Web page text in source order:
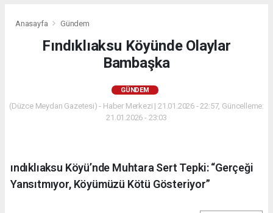
Anasayfa Gündem
Fındıklıaksu Köyünde Olaylar
Bambaşka
GÜNDEM
(Düzce Meydan Gazetesi) - Haber Merkezi | 21.01.2026 - 22:57, Güncelleme:
21.01.2026 - 23:03
ındıklıaksu Köyü’nde Muhtara Sert Tepki: “Gerçeği
Yansıtmıyor, Köyümüzü Kötü Gösteriyor”